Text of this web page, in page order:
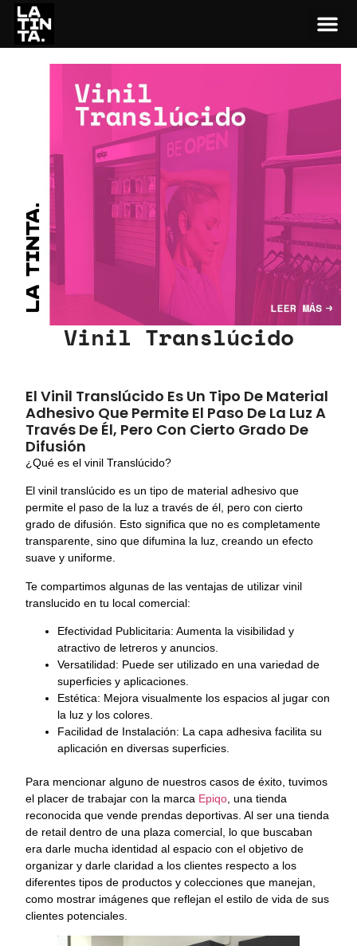
Vinil Translúcido
El Vinil Translúcido Es Un Tipo De Material
Adhesivo Que Permite El Paso De La Luz A
Través De Él, Pero Con Cierto Grado De
Difusión
¿Qué es el vinil Translúcido?
El vinil translúcido es un tipo de material adhesivo que
permite el paso de la luz a través de él, pero con cierto
grado de difusión. Esto significa que no es completamente
transparente, sino que difumina la luz, creando un efecto
suave y uniforme.
Te compartimos algunas de las ventajas de utilizar vinil
translucido en tu local comercial:
Efectividad Publicitaria: Aumenta la visibilidad y
atractivo de letreros y anuncios.
Versatilidad: Puede ser utilizado en una variedad de
superficies y aplicaciones.
Estética: Mejora visualmente los espacios al jugar con
la luz y los colores.
Facilidad de Instalación: La capa adhesiva facilita su
aplicación en diversas superficies.
Para mencionar alguno de nuestros casos de éxito, tuvimos
el placer de trabajar con la marca Epiqo , una tienda
reconocida que vende prendas deportivas. Al ser una tienda
de retail dentro de una plaza comercial, lo que buscaban
era darle mucha identidad al espacio con el objetivo de
organizar y darle claridad a los clientes respecto a los
diferentes tipos de productos y colecciones que manejan,
como mostrar imágenes que reflejan el estilo de vida de sus
clientes potenciales.